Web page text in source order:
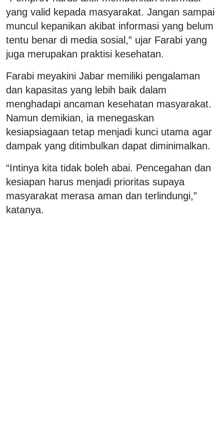
yang valid kepada masyarakat. Jangan sampai
muncul kepanikan akibat informasi yang belum
tentu benar di media sosial,” ujar Farabi yang
juga merupakan praktisi kesehatan.
Farabi meyakini Jabar memiliki pengalaman
dan kapasitas yang lebih baik dalam
menghadapi ancaman kesehatan masyarakat.
Namun demikian, ia menegaskan
kesiapsiagaan tetap menjadi kunci utama agar
dampak yang ditimbulkan dapat diminimalkan.
“Intinya kita tidak boleh abai. Pencegahan dan
kesiapan harus menjadi prioritas supaya
masyarakat merasa aman dan terlindungi,”
katanya.